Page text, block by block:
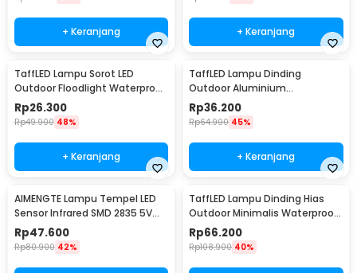
+ Keranjang + Keranjang
TaffLED Lampu Sorot LED
Outdoor Floodlight Waterproof
Cool White 50W - A8
Rp26.300
Rp49.900 48%
+ Keranjang
TaffLED Lampu Dinding
Outdoor Aluminium
Waterproof LED 3W Warm
White - WD079
Rp36.200
Rp64.900 45%
+ Keranjang
AIMENGTE Lampu Tempel LED
Sensor Infrared SMD 2835 5V
50cm - D2835
Rp47.600
Rp80.900 42%
TaffLED Lampu Dinding Hias
Outdoor Minimalis Waterproof
Warm White 6W - NR-10
Rp66.200
Rp108.900 40%